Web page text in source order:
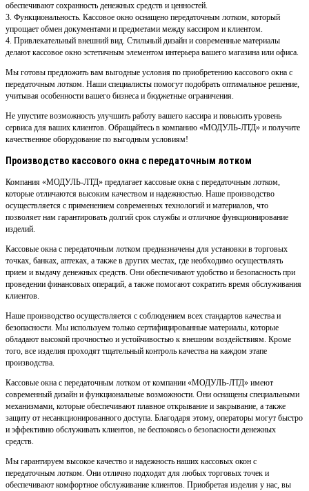
обеспечивают сохранность денежных средств и ценностей.
3. Функциональность. Кассовое окно оснащено передаточным лотком, который
упрощает обмен документами и предметами между кассиром и клиентом.
4. Привлекательный внешний вид. Стильный дизайн и современные материалы
делают кассовое окно эстетичным элементом интерьера вашего магазина или офиса.
Мы готовы предложить вам выгодные условия по приобретению кассового окна с
передаточным лотком. Наши специалисты помогут подобрать оптимальное решение,
учитывая особенности вашего бизнеса и бюджетные ограничения.
Не упустите возможность улучшить работу вашего кассира и повысить уровень
сервиса для ваших клиентов. Обращайтесь в компанию «МОДУЛЬ-ЛТД» и получите
качественное оборудование по выгодным условиям!
Производство кассового окна с передаточным лотком
Компания «МОДУЛЬ-ЛТД» предлагает кассовые окна с передаточным лотком,
которые отличаются высоким качеством и надежностью. Наше производство
осуществляется с применением современных технологий и материалов, что
позволяет нам гарантировать долгий срок службы и отличное функционирование
изделий.
Кассовые окна с передаточным лотком предназначены для установки в торговых
точках, банках, аптеках, а также в других местах, где необходимо осуществлять
прием и выдачу денежных средств. Они обеспечивают удобство и безопасность при
проведении финансовых операций, а также помогают сократить время обслуживания
клиентов.
Наше производство осуществляется с соблюдением всех стандартов качества и
безопасности. Мы используем только сертифицированные материалы, которые
обладают высокой прочностью и устойчивостью к внешним воздействиям. Кроме
того, все изделия проходят тщательный контроль качества на каждом этапе
производства.
Кассовые окна с передаточным лотком от компании «МОДУЛЬ-ЛТД» имеют
современный дизайн и функциональные возможности. Они оснащены специальными
механизмами, которые обеспечивают плавное открывание и закрывание, а также
защиту от несанкционированного доступа. Благодаря этому, операторы могут быстро
и эффективно обслуживать клиентов, не беспокоясь о безопасности денежных
средств.
Мы гарантируем высокое качество и надежность наших кассовых окон с
передаточным лотком. Они отлично подходят для любых торговых точек и
обеспечивают комфортное обслуживание клиентов. Приобретая изделия у нас, вы